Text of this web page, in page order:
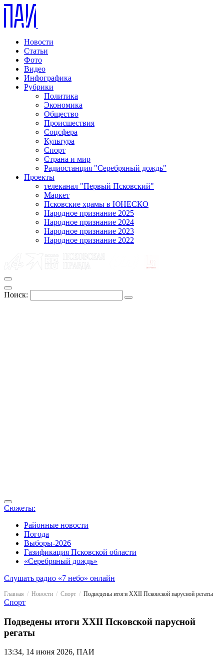
Новости
Статьи
Фото
Видео
Инфографика
Рубрики
Политика
Экономика
Общество
Происшествия
Соцсфера
Культура
Спорт
Страна и мир
Радиостанция "Серебряный дождь"
Проекты
телеканал "Первый Псковский"
Маркет
Псковские храмы в ЮНЕСКО
Народное признание 2025
Народное признание 2024
Народное признание 2023
Народное признание 2022
Поиск:
Сюжеты:
Районные новости
Погода
Выборы-2026
Газификация Псковской области
«Серебряный дождь»
Слушать радио «7 небо» онлайн
Главная Новости Спорт Подведены итоги XXII Псковской парусной регаты
Спорт
Подведены итоги XXII Псковской парусной
регаты
13:34, 14 июня 2026, ПАИ